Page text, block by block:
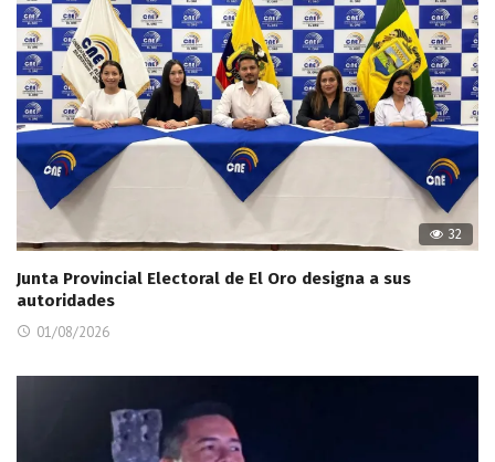
32
Junta Provincial Electoral de El Oro designa a sus
autoridades
01/08/2026